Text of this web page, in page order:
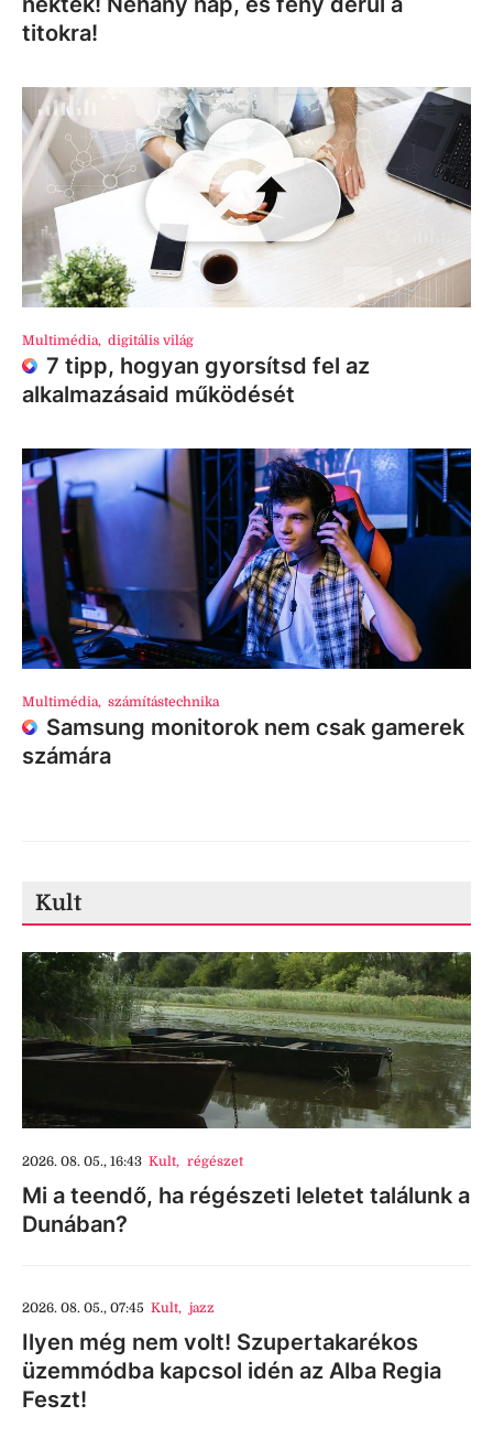
titokra!
Multimédia, digitális világ
7 tipp, hogyan gyorsítsd fel az
alkalmazásaid működését
Multimédia, számítástechnika
Samsung monitorok nem csak gamerek
számára
Kult
2026. 08. 05., 16:43 Kult, régészet
Mi a teendő, ha régészeti leletet találunk a
Dunában?
2026. 08. 05., 07:45 Kult, jazz
Ilyen még nem volt! Szupertakarékos
üzemmódba kapcsol idén az Alba Regia
Feszt!